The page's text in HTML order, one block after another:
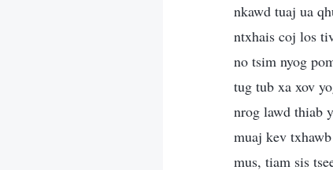
nkawd tuaj ua
ntxhais coj los
no tsim nyog
tug tub xa xov
nrog lawd thiab
muaj kev
mus, tiam sis